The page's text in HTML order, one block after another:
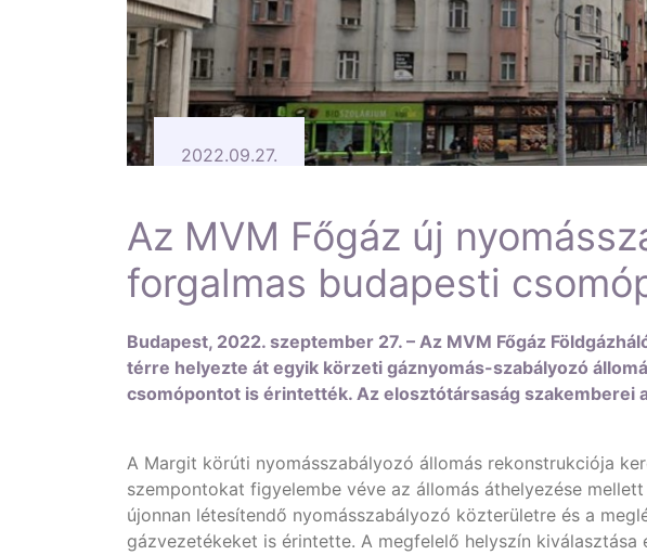
2022.09.27.
Az MVM Főgáz új
forgalmas budapesti
Budapest, 2022. szeptember 27. – Az MVM Főgáz
térre helyezte át egyik körzeti gáznyomás-szabályozó
csomópontot is érintették. Az elosztótársaság
A Margit körúti nyomásszabályozó állomás rekonstrukciója
szempontokat figyelembe véve az állomás áthelyezése
újonnan létesítendő nyomásszabályozó közterületre és a
gázvezetékeket is érintette. A megfelelő helyszín